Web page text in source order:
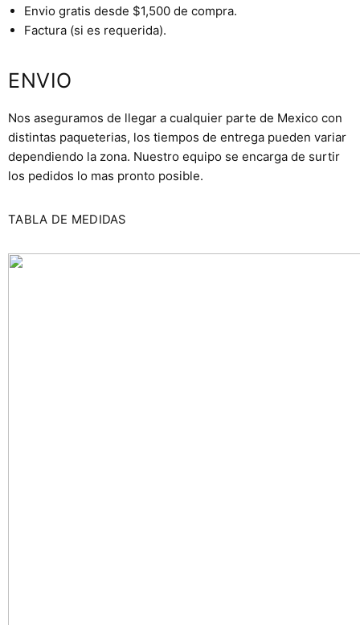
Envio gratis desde $1,500 de compra.
Factura (si es requerida).
ENVIO
Nos aseguramos de llegar a cualquier parte de Mexico con
distintas paqueterias, los tiempos de entrega pueden variar
dependiendo la zona. Nuestro equipo se encarga de surtir
los pedidos lo mas pronto posible.
TABLA DE MEDIDAS